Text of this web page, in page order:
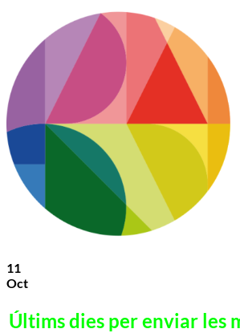
11
Oct
Últims dies per enviar les